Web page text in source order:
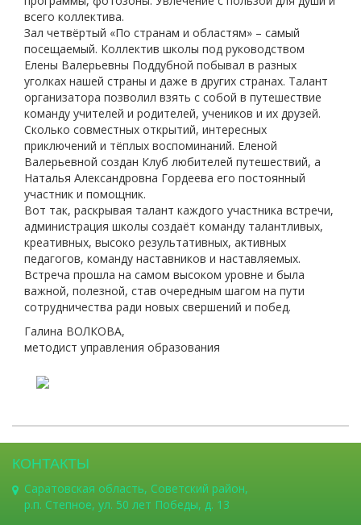
всего коллектива.
Зал четвёртый «По странам и областям» – самый
посещаемый. Коллектив школы под руководством
Елены Валерьевны Поддубной побывал в разных
уголках нашей страны и даже в других странах. Талант
организатора позволил взять с собой в путешествие
команду учителей и родителей, учеников и их друзей.
Сколько совместных открытий, интересных
приключений и тёплых воспоминаний. Еленой
Валерьевной создан Клуб любителей путешествий, а
Наталья Александровна Гордеева его постоянный
участник и помощник.
Вот так, раскрывая талант каждого участника встречи,
администрация школы создаёт команду талантливых,
креативных, высоко результативных, активных
педагогов, команду наставников и наставляемых.
Встреча прошла на самом высоком уровне и была
важной, полезной, став очередным шагом на пути
сотрудничества ради новых свершений и побед.
Галина ВОЛКОВА,
методист управления образования
КОНТАКТЫ
Саратовская область, Советский район,
р.п. Степное, ул. 50 лет Победы, д. 13